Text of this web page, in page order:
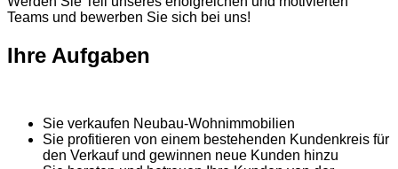
Teams und bewerben Sie sich bei uns!
Ihre Aufgaben
Sie verkaufen Neubau-Wohnimmobilien
Sie profitieren von einem bestehenden Kundenkreis für
den Verkauf und gewinnen neue Kunden hinzu